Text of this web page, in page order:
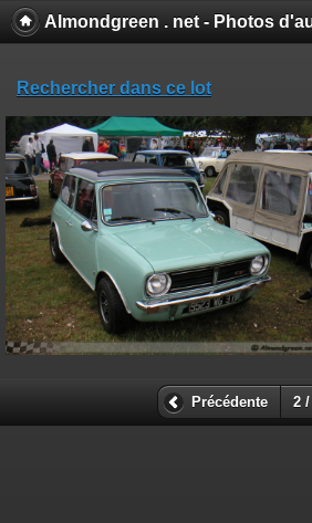
Almondgreen . net - Photos
Rechercher dans ce lot
Précédente 2 /